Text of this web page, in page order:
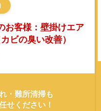
お客様：壁掛けエア
ビの臭い改善）
・難所清掃も
せください！